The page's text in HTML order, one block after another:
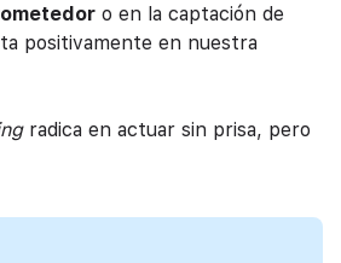
o en la captación de
positivamente en nuestra
radica en actuar sin prisa, pero